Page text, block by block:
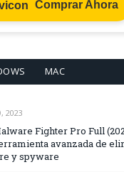
Comprar Ahora
MAC
2023
Fighter Pro Full
avanzada de
y spyware